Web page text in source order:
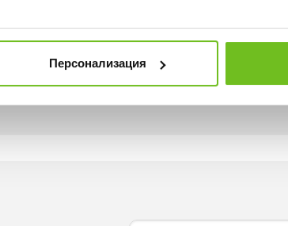
Персонализация